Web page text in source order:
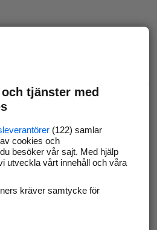
tjänster med
(122) samlar
cookies och
besöker vår sajt. Med hjälp
utveckla vårt innehåll och våra
kräver samtycke för